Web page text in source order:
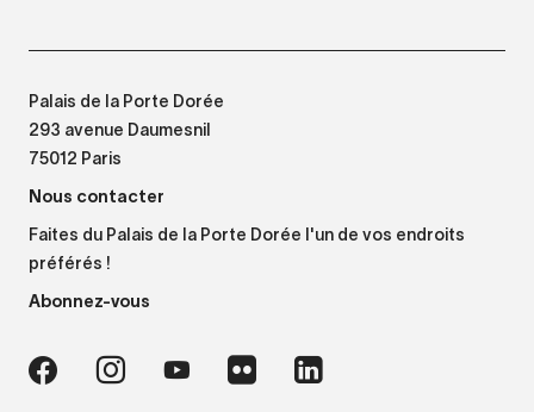
Palais de la Porte Dorée
293 avenue Daumesnil
75012 Paris
Nous contacter
Faites du Palais de la Porte Dorée l'un de vos endroits
préférés !
Abonnez-vous